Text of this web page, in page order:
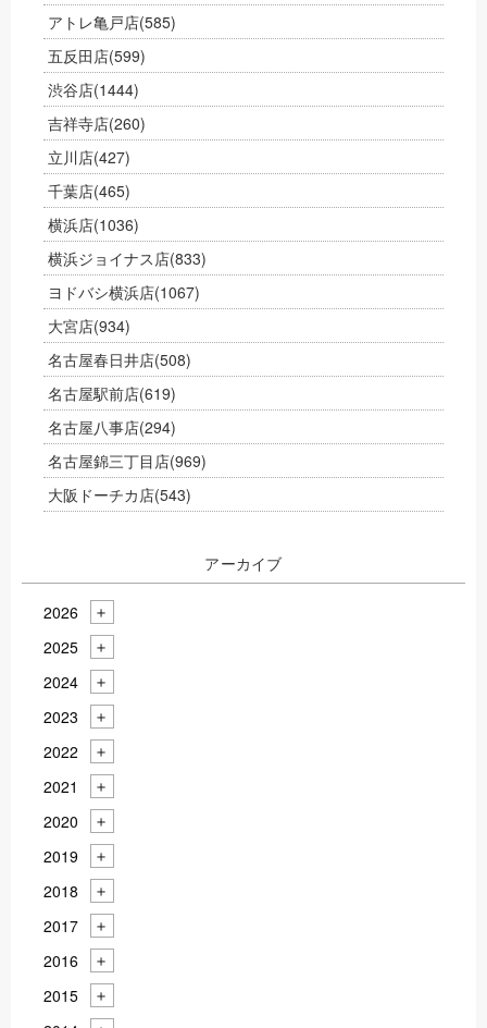
アトレ亀戸店(585)
五反田店(599)
渋谷店(1444)
吉祥寺店(260)
立川店(427)
千葉店(465)
横浜店(1036)
横浜ジョイナス店(833)
ヨドバシ横浜店(1067)
大宮店(934)
名古屋春日井店(508)
名古屋駅前店(619)
名古屋八事店(294)
名古屋錦三丁目店(969)
大阪ドーチカ店(543)
アーカイブ
2026
2025
2024
2023
2022
2021
2020
2019
2018
2017
2016
2015